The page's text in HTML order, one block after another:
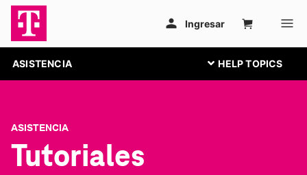
ASISTENCIA
ASISTENCIA
Tutoriales